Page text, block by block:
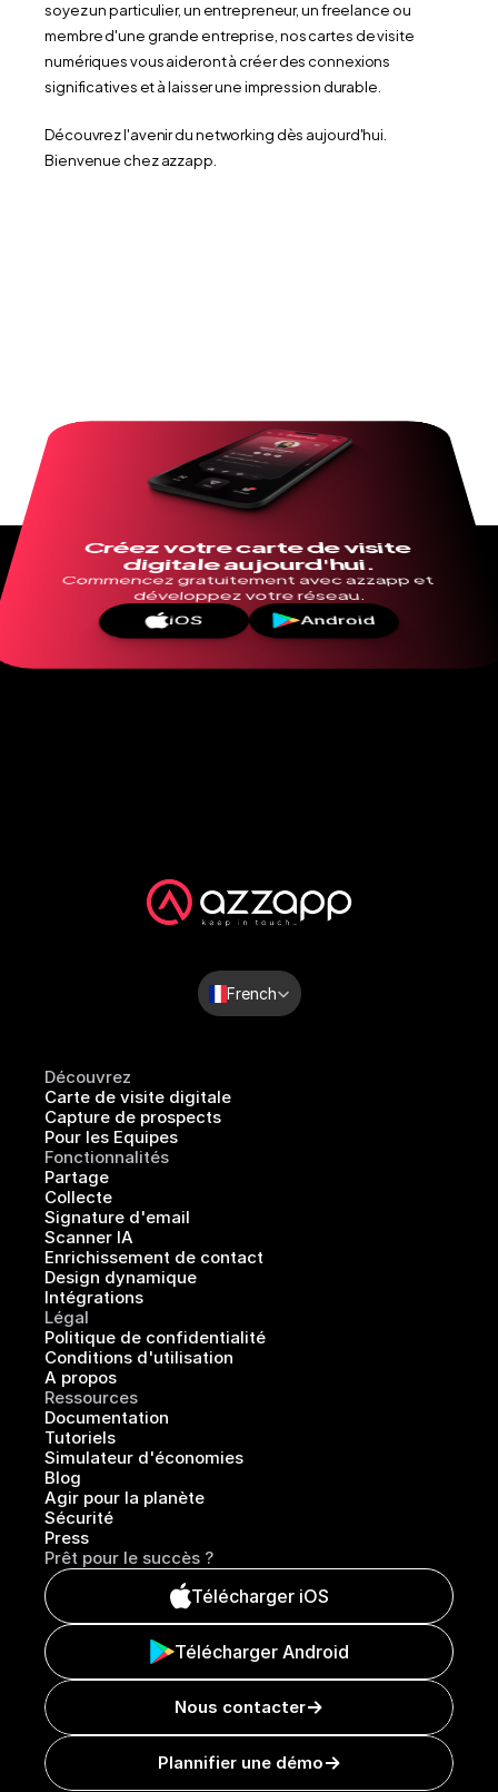
soyez un particulier, un entrepreneur, un freelance ou
membre d'une grande entreprise, nos cartes de visite
numériques vous aideront à créer des connexions
significatives et à laisser une impression durable.
Découvrez l'avenir du networking dès aujourd'hui.
Bienvenue chez azzapp.
Créez votre carte de visite
digitale aujourd'hui.
Commencez gratuitement avec azzapp et
développez votre réseau.
iOS Android
Select Language
French
Découvrez
Carte de visite digitale
Capture de prospects
Pour les Equipes
Fonctionnalités
Partage
Collecte
Signature d'email
Scanner IA
Enrichissement de contact
Design dynamique
Intégrations
Légal
Politique de confidentialité
Conditions d'utilisation
A propos
Ressources
Documentation
Tutoriels
Simulateur d'économies
Blog
Agir pour la planète
Sécurité
Press
Prêt pour le succès ?
Télécharger iOS
Télécharger Android
Nous contacter
Plannifier une démo